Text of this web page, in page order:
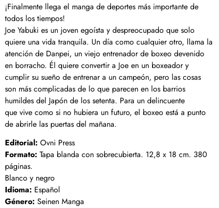
¡Finalmente llega el manga de deportes más importante de
todos los tiempos!
Joe Yabuki es un joven egoísta y despreocupado que solo
quiere una vida tranquila. Un día como cualquier otro, llama la
atención de Danpei, un viejo entrenador de boxeo devenido
en borracho. Él quiere convertir a Joe en un boxeador y
cumplir su sueño de entrenar a un campeón, pero las cosas
son más complicadas de lo que parecen en los barrios
humildes del Japón de los setenta. Para un delincuente
que vive como si no hubiera un futuro, el boxeo está a punto
de abrirle las puertas del mañana.
Editorial: Ovni Press
Formato: Tapa blanda con sobrecubierta. 12,8 x 18 cm. 380
páginas.
Blanco y negro
Idioma: Español
Género: Seinen Manga